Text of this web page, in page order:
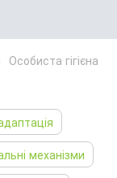
Особиста гігієна
механізми